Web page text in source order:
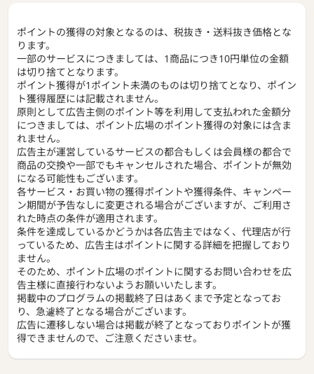
ポイントの獲得の対象となるのは、税抜き・送料抜き価格とな
ります。
一部のサービスにつきましては、1商品につき10円単位の金額
は切り捨てとなります。
ポイント獲得が1ポイント未満のものは切り捨てとなり、ポイン
ト獲得履歴には記載されません。
原則として広告主側のポイント等を利用して支払われた金額分
につきましては、ポイント広場のポイント獲得の対象には含ま
れません。
広告主が運営しているサービスの都合もしくは会員様の都合で
商品の交換や一部でもキャンセルされた場合、ポイントが無効
になる可能性もございます。
各サービス・お買い物の獲得ポイントや獲得条件、キャンペー
ン期間が予告なしに変更される場合がございますが、ご利用さ
れた時点の条件が適用されます。
条件を達成しているかどうかは各広告主ではなく、代理店が行
っているため、広告主はポイントに関する詳細を把握しており
ません。
そのため、ポイント広場のポイントに関するお問い合わせを広
告主様に直接行わないようお願いいたします。
掲載中のプログラムの掲載終了日はあくまで予定となってお
り、急遽終了となる場合がございます。
広告に遷移しない場合は掲載が終了となっておりポイントが獲
得できませんので、ご注意くださいませ。